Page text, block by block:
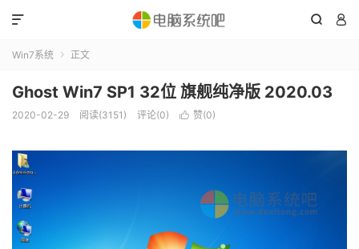
 

Win7系统  正文
Ghost Win7 SP1 32位 旗舰纯净版 2020.03
2020-02-29 阅读(3151) 评论(0)  赞(0)